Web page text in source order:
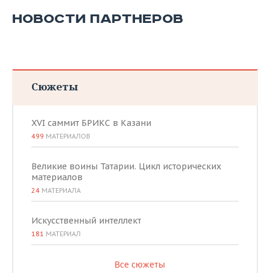
НОВОСТИ ПАРТНЕРОВ
Сюжеты
XVI саммит БРИКС в Казани
499 МАТЕРИАЛОВ
Великие воины Татарии. Цикл исторических
материалов
24 МАТЕРИАЛА
Искусственный интеллект
181 МАТЕРИАЛ
Все сюжеты